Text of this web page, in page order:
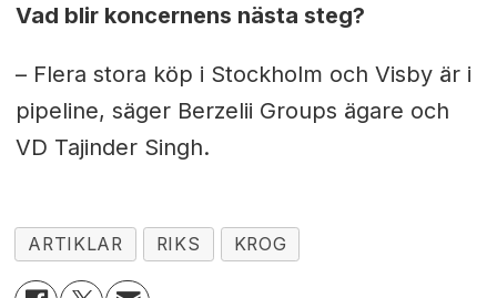
Vad blir koncernens nästa steg?
– Flera stora köp i Stockholm och Visby är i
pipeline, säger Berzelii Groups ägare och
VD Tajinder Singh.
ARTIKLAR RIKS KROG